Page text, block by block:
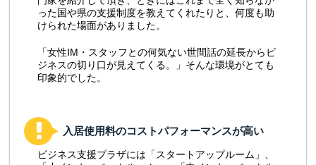
った国や県の支援制度を教えてくれたりと、何度も助
けられた場面がありました。
「女性IM・スタッフとの何気ない世間話の延長からビ
ジネスの切り口が見えてくる。」そんな環境がとても
印象的でした。
入居使用料のコストパフォーマンスが高い
ビジネス支援プラザには「スタートアップルーム」、